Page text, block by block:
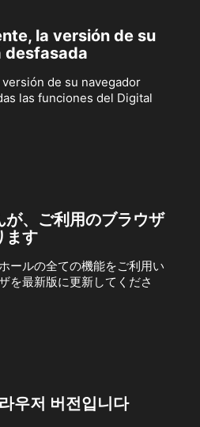
la versión de su
desfasada
de su navegador
las funciones del Digital
が、ご利用のブラウザ
ます
ールの全ての機能をご利用い
を最新版に更新してくださ
우저 버전입니다